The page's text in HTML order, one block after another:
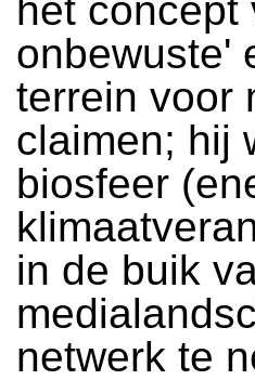
het
onbewuste'
terrein voor
claimen; hij
biosfeer
in de buik
netwerk te